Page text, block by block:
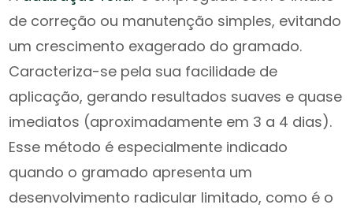
de correção ou manutenção simples, evitando
um crescimento exagerado do gramado.
Caracteriza-se pela sua facilidade de
aplicação, gerando resultados suaves e quase
imediatos (aproximadamente em 3 a 4 dias).
Esse método é especialmente indicado
quando o gramado apresenta um
desenvolvimento radicular limitado, como é o